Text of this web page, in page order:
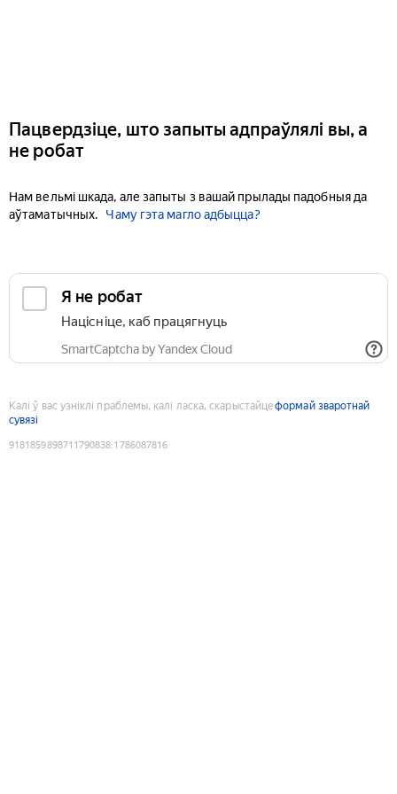
Пацвердзіце, што запыты адпраўлялі вы, а
не робат
Нам вельмі шкада, але запыты з вашай прылады падобныя да
аўтаматычных.
Чаму гэта магло адбыцца?
Я не робат
Націсніце, каб працягнуць
SmartCaptcha by Yandex Cloud
Калі ў вас узніклі праблемы, калі ласка, скарыстайцеформай зваротнай
сувязі
9181859898711790838:1786087816